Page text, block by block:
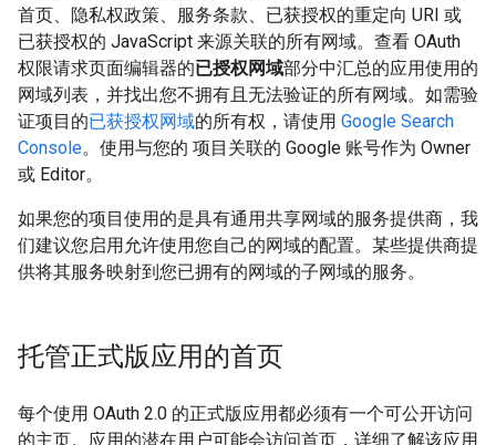
首页、隐私权政策、服务条款、已获授权的重定向 URI 或
已获授权的 JavaScript 来源关联的所有网域。查看 OAuth
权限请求页面编辑器的已授权网域部分中汇总的应用使用的
网域列表，并找出您不拥有且无法验证的所有网域。如需验
证项目的已获授权网域的所有权，请使用 Google Search
Console。使用与您的 项目关联的 Google 账号作为 Owner
或 Editor。
如果您的项目使用的是具有通用共享网域的服务提供商，我
们建议您启用允许使用您自己的网域的配置。某些提供商提
供将其服务映射到您已拥有的网域的子网域的服务。
托管正式版应用的首页
每个使用 OAuth 2.0 的正式版应用都必须有一个可公开访问
的主页。应用的潜在用户可能会访问首页，详细了解该应用